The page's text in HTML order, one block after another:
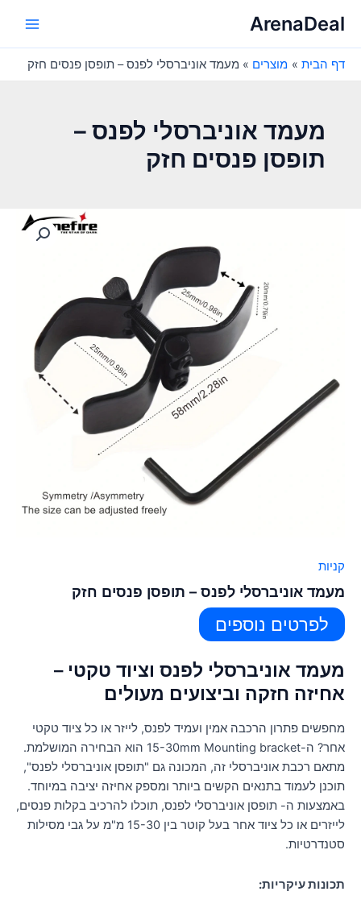
לתוכןArenaDeal
דף הבית מוצרים מעמד אוניברסלי לפנס – תופסן פנסים חזק
מעמד אוניברסלי לפנס –
תופסן פנסים חזק
קניות
מעמד אוניברסלי לפנס – תופסן פנסים חזק
לפרטים נוספים
מעמד אוניברסלי לפנס וציוד טקטי –
אחיזה חזקה וביצועים מעולים
מחפשים פתרון הרכבה אמין ועמיד לפנס, לייזר או כל ציוד טקטי
אחר? ה-15-30mm Mounting bracket הוא הבחירה המושלמת.
מתאם רכבת אוניברסלי זה, המכונה גם "תופסן אוניברסלי לפנס",
תוכנן לעמוד בתנאים הקשים ביותר ומספק אחיזה יציבה במיוחד.
באמצעות ה- תופסן אוניברסלי לפנס, תוכלו להרכיב בקלות פנסים,
לייזרים או כל ציוד אחר בעל קוטר בין 15-30 מ"מ על גבי מסילות
סטנדרטיות.
תכונות עיקריות: